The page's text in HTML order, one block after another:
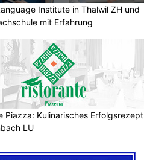
Institute in Thalwil ZH und
mit Erfahrung
Piazza: Kulinarisches Erfolgsrezept
LU